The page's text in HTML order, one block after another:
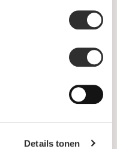
Details tonen